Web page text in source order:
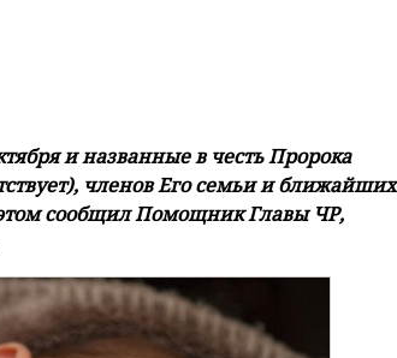
и названные в честь Пророка
членов Его семьи и ближайших
сообщил Помощник Главы ЧР,